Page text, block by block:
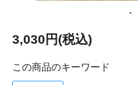
3,030円(税込)
この商品のキーワード